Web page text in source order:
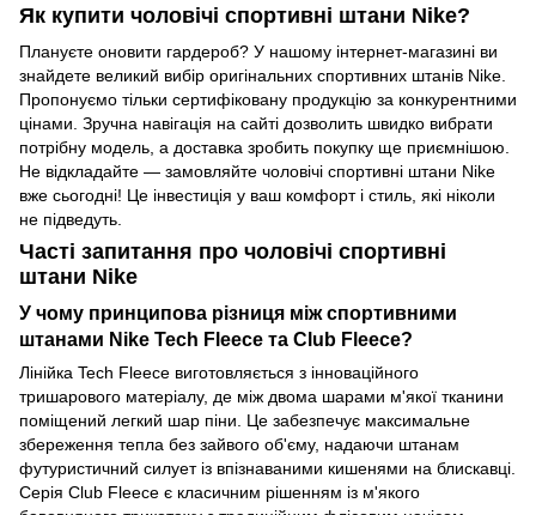
Як купити чоловічі спортивні штани Nike?
Плануєте оновити гардероб? У нашому інтернет-магазині ви
знайдете великий вибір оригінальних спортивних штанів Nike.
Пропонуємо тільки сертифіковану продукцію за конкурентними
цінами. Зручна навігація на сайті дозволить швидко вибрати
потрібну модель, а доставка зробить покупку ще приємнішою.
Не відкладайте — замовляйте чоловічі спортивні штани Nike
вже сьогодні! Це інвестиція у ваш комфорт і стиль, які ніколи
не підведуть.
Часті запитання про чоловічі спортивні
штани Nike
У чому принципова різниця між спортивними
штанами Nike Tech Fleece та Club Fleece?
Лінійка Tech Fleece виготовляється з інноваційного
тришарового матеріалу, де між двома шарами м'якої тканини
поміщений легкий шар піни. Це забезпечує максимальне
збереження тепла без зайвого об'єму, надаючи штанам
футуристичний силует із впізнаваними кишенями на блискавці.
Серія Club Fleece є класичним рішенням із м'якого